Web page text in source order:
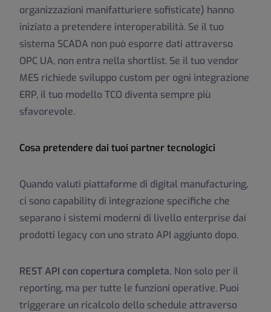
organizzazioni manifatturiere sofisticate) hanno
iniziato a pretendere interoperabilità. Se il tuo
sistema SCADA non può esporre dati attraverso
OPC UA, non entra nella shortlist. Se il tuo vendor
MES richiede sviluppo custom per ogni integrazione
ERP, il tuo modello TCO diventa sempre più
sfavorevole.
Cosa pretendere dai tuoi partner tecnologici
Quando valuti piattaforme di digital manufacturing,
ci sono capability di integrazione specifiche che
separano i sistemi moderni di livello enterprise dai
prodotti legacy con uno strato API aggiunto dopo.
REST API con copertura completa. Non solo per il
reporting, ma per tutte le funzioni operative. Puoi
triggerare un ricalcolo dello schedule attraverso